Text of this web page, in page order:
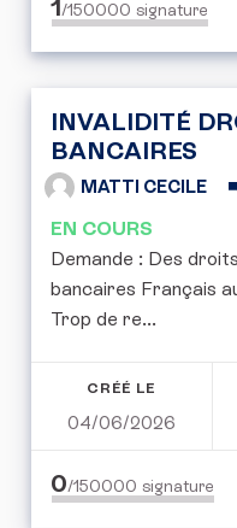
1 /150000 signature
INVALIDITÉ
BANCAIRES
MATTI CECILE
EN COURS
Demande : Des
bancaires Français
Trop de re...
CRÉÉ LE
04/06/2026
0/150000 signature